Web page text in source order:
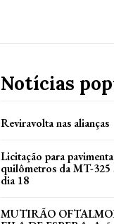
Notícias
Reviravolta nas alianças
Licitação para
quilômetros da MT-325
dia 18
MUTIRÃO